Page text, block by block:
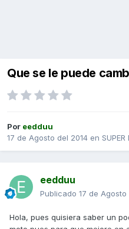
Que se le puede
Por eedduu
17 de Agosto del 2014 en
eedduu
Publicado 17 de Agosto
Hola, pues quisiera saber un